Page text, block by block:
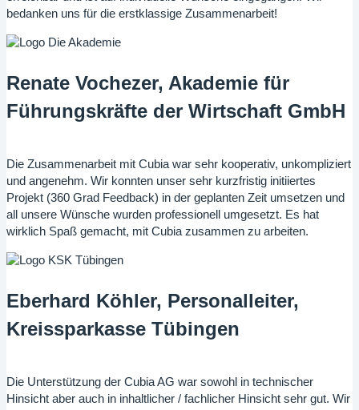
bedanken uns für die erstklassige Zusammenarbeit!
Renate Vochezer, Akademie für
Führungskräfte der Wirtschaft GmbH
Die Zusammenarbeit mit Cubia war sehr kooperativ, unkompliziert
und angenehm. Wir konnten unser sehr kurzfristig initiiertes
Projekt (360 Grad Feedback) in der geplanten Zeit umsetzen und
all unsere Wünsche wurden professionell umgesetzt. Es hat
wirklich Spaß gemacht, mit Cubia zusammen zu arbeiten.
Eberhard Köhler, Personalleiter,
Kreissparkasse Tübingen
Die Unterstützung der Cubia AG war sowohl in technischer
Hinsicht aber auch in inhaltlicher / fachlicher Hinsicht sehr gut. Wir